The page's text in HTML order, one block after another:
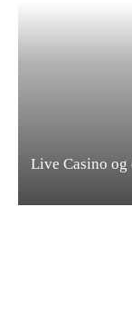
Live Casino